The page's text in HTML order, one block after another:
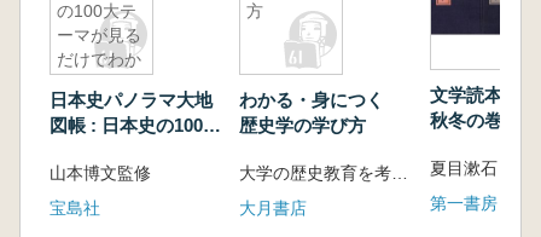
の100大テ
ーマが見る
だけでわか
日本史パノラマ大地
図帳 : 日本史の100大
わかる
山本博文監修
宝島社
方
わかる・身につく
歴史学の学び方
大月書店
文学読本 春夏の巻・
秋冬の巻 全
夏目漱石 著
第一書房